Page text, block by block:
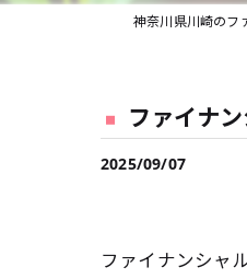
ファイナ
2025/09/07
ファイナンシャ